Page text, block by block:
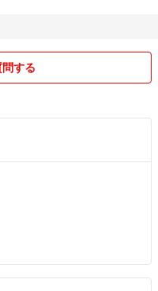
んどん出品します。宜しくお
をコメントを下さい、宜しく
する